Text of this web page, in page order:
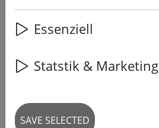
Essenziell
Statstik & Marketing
SAVE SELECTED